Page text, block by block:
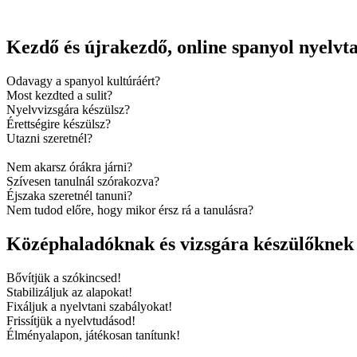
Kezdő és újrakezdő, online spanyol
Odavagy a spanyol kultúráért?
Most kezdted a sulit?
Nyelvvizsgára készülsz?
Érettségire készülsz?
Utazni szeretnél?
Nem akarsz órákra járni?
Szívesen tanulnál szórakozva?
Éjszaka szeretnél tanuni?
Nem tudod előre, hogy mikor érsz rá a tanulásra?
Középhaladóknak és vizsgára készülőknek
Bővítjük a szókincsed!
Stabilizáljuk az alapokat!
Fixáljuk a nyelvtani szabályokat!
Frissítjük a nyelvtudásod!
Élményalapon, játékosan tanítunk!